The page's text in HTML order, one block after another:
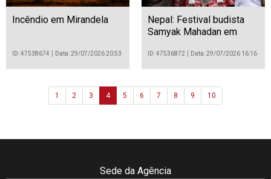
Incêndio em Mirandela
ID: 47538674 Data: 29/07/2026 20:53
Nepal: Festival budista
Samyak Mahadan em
ID: 47536872 Data: 29/07/2026 16:16
1 2 3 4 5 6 7 8 9 10
Sede da Agência